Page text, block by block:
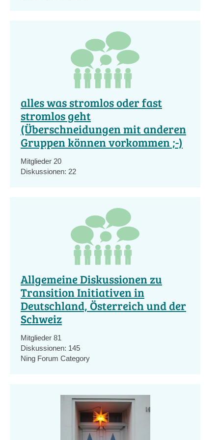
alles was stromlos oder fast
stromlos geht
(Überschneidungen mit anderen
Gruppen können vorkommen ;-)
Mitglieder 20
Diskussionen: 22
Allgemeine Diskussionen zu
Transition Initiativen in
Deutschland, Österreich und der
Schweiz
Mitglieder 81
Diskussionen: 145
Ning Forum Category